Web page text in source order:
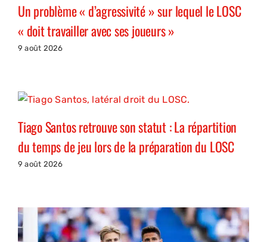
Un problème « d’agressivité » sur lequel le LOSC
« doit travailler avec ses joueurs »
9 août 2026
Tiago Santos retrouve son statut : La répartition
du temps de jeu lors de la préparation du LOSC
9 août 2026